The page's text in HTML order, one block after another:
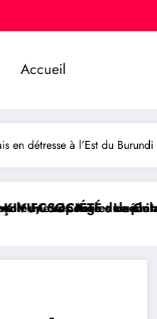
Accueil
détresse à l’Est du Burundi
Rick Scott sur la
Frank MwakaRDC/